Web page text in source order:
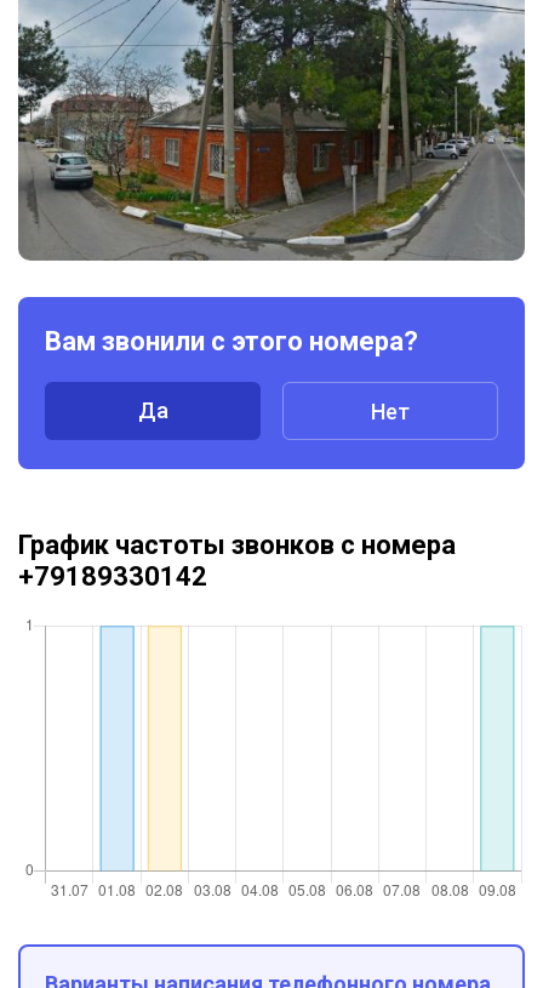
Вам звонили с этого номера?
Да Нет
График частоты звонков с номера
+79189330142